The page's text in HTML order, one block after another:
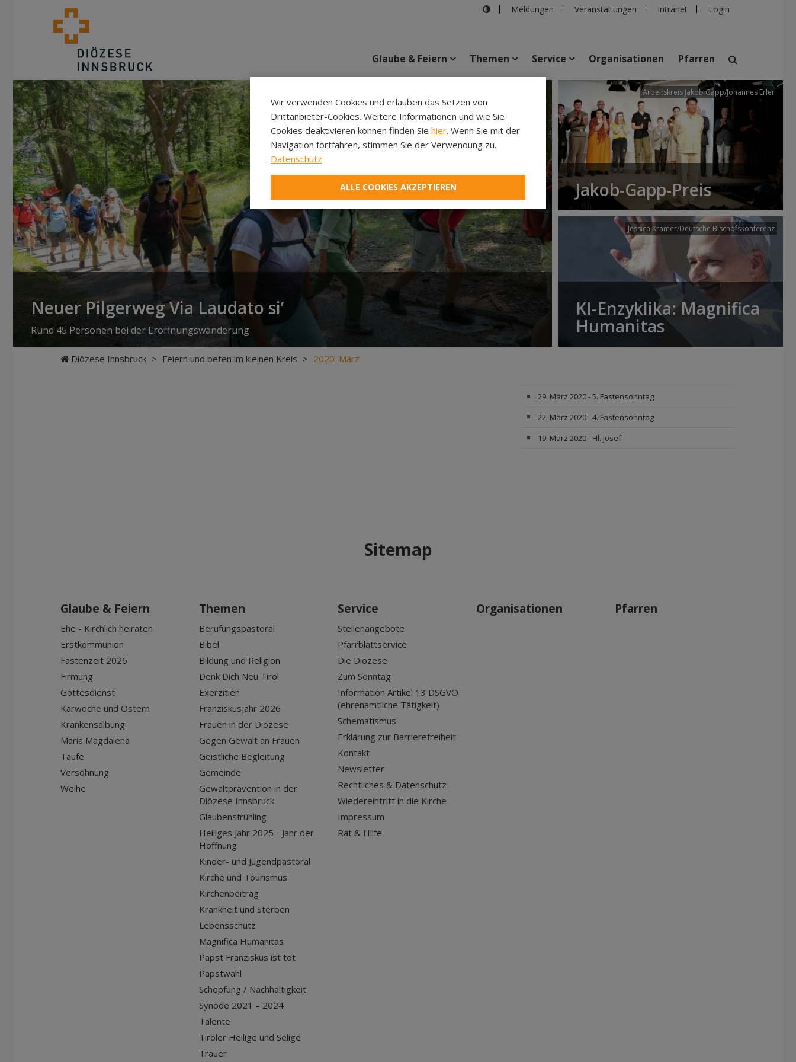
Meldungen Veranstaltungen Intranet Login
suchen
Veranstaltungen Personen Pfarren Einrichtungen
Glaube & Feiern Themen Service Organisationen Pfarren
Neuer Pilgerweg Via Laudato si’
Rund 45 Personen bei der Eröffnungswanderung
Arbeitskreis Jakob Gapp/Johannes Erler
Jakob-Gapp-Preis
Jessica Krämer/Deutsche Bischofskonferenz
KI-Enzyklika: Magnifica
Humanitas
Diözese Innsbruck > Feiern und beten im kleinen Kreis > 2020_März
29. März 2020 - 5. Fastensonntag
22. März 2020 - 4. Fastensonntag
19. März 2020 - Hl. Josef
Sitemap
Glaube & Feiern
Ehe - Kirchlich heiraten
Erstkommunion
Fastenzeit 2026
Firmung
Gottesdienst
Karwoche und Ostern
Krankensalbung
Maria Magdalena
Taufe
Versöhnung
Weihe
Themen
Berufungspastoral
Bibel
Bildung und Religion
Denk Dich Neu Tirol
Exerzitien
Franziskusjahr 2026
Frauen in der Diözese
Gegen Gewalt an Frauen
Geistliche Begleitung
Gemeinde
Gewaltprävention in der
Diözese Innsbruck
Glaubensfrühling
Heiliges Jahr 2025 - Jahr der
Hoffnung
Kinder- und Jugendpastoral
Kirche und Tourismus
Kirchenbeitrag
Krankheit und Sterben
Lebensschutz
Magnifica Humanitas
Papst Franziskus ist tot
Papstwahl
Schöpfung / Nachhaltigkeit
Synode 2021 – 2024
Talente
Tiroler Heilige und Selige
Trauer
Service
Stellenangebote
Pfarrblattservice
Die Diözese
Zum Sonntag
Information Artikel 13 DSGVO
(ehrenamtliche Tätigkeit)
Schematismus
Erklärung zur Barrierefreiheit
Kontakt
Newsletter
Rechtliches & Datenschutz
Wiedereintritt in die Kirche
Impressum
Rat & Hilfe
Organisationen Pfarren
Wir verwenden Cookies und erlauben das Setzen von
Drittanbieter-Cookies. Weitere Informationen und wie Sie
Cookies deaktivieren können finden Sie hier. Wenn Sie mit der
Navigation fortfahren, stimmen Sie der Verwendung zu.
Datenschutz
ALLE COOKIES AKZEPTIEREN